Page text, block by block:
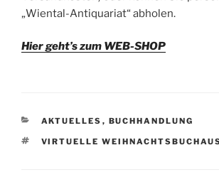
„Wiental-Antiquariat“ abholen.
Hier geht’s zum WEB-SHOP
KATEGORIEN
AKTUELLES , BUCHHANDLUNG
SCHLAGWÖRTER
VIRTUELLE